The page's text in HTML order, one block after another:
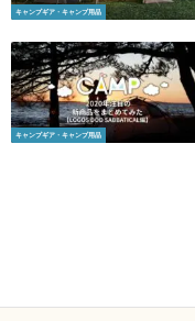
キャンプギア・キャンプ用品
キャンプギア・キャンプ用品